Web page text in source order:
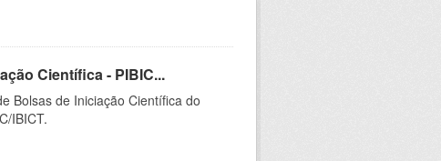
Científica - PIBIC...
Bolsas de Iniciação Científica do
IBICT.